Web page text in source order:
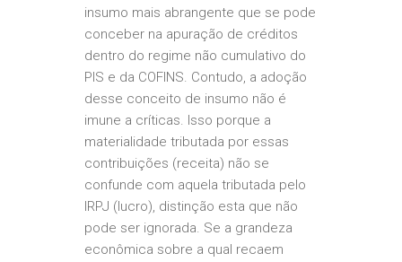
insumo mais abrangente que se pode
conceber na apuração de créditos
dentro do regime não cumulativo do
PIS e da COFINS. Contudo, a adoção
desse conceito de insumo não é
imune a críticas. Isso porque a
materialidade tributada por essas
contribuições (receita) não se
confunde com aquela tributada pelo
IRPJ (lucro), distinção esta que não
pode ser ignorada. Se a grandeza
econômica sobre a qual recaem